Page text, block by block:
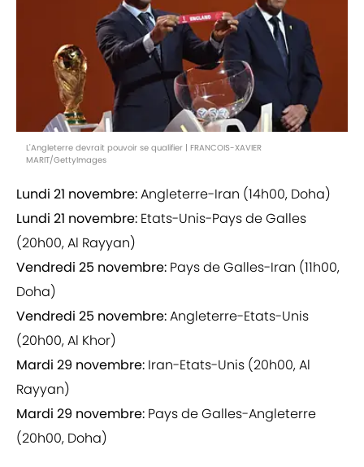
L'Angleterre devrait pouvoir se qualifier | FRANCOIS-XAVIER
MARIT/GettyImages
Lundi 21 novembre:Angleterre-Iran (14h00, Doha)
Lundi 21 novembre: Etats-Unis-Pays de Galles
(20h00, Al Rayyan)
Vendredi 25 novembre: Pays de Galles-Iran (11h00,
Doha)
Vendredi 25 novembre:Angleterre-Etats-Unis
(20h00, Al Khor)
Mardi 29 novembre: Iran-Etats-Unis (20h00, Al
Rayyan)
Mardi 29 novembre: Pays de Galles-Angleterre
(20h00, Doha)